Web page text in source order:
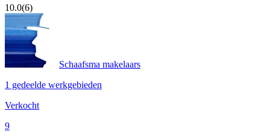
10.0(6)
Schaafsma makelaars
1 gedeelde werkgebieden
Verkocht
9